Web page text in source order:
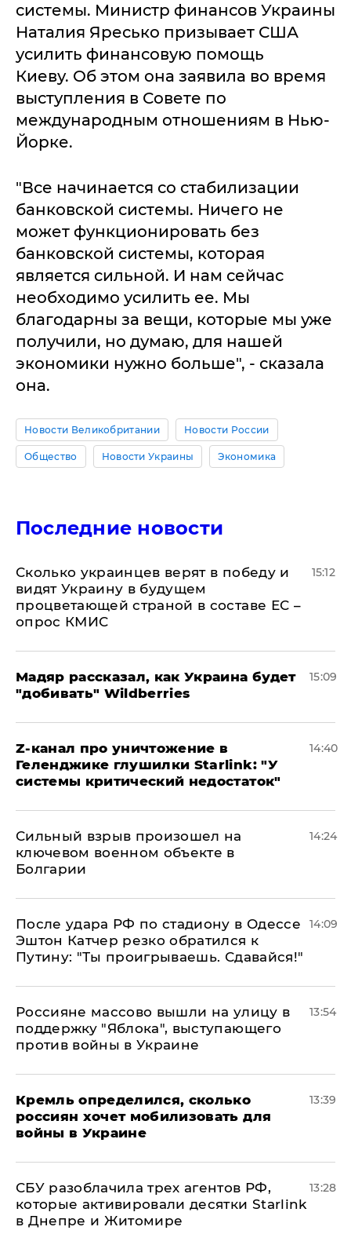
системы. Министр финансов Украины
Наталия Яресько призывает США
усилить финансовую помощь
Киеву. Об этом она заявила во время
выступления в Совете по
международным отношениям в Нью-
Йорке.
"Все начинается со стабилизации
банковской системы. Ничего не
может функционировать без
банковской системы, которая
является сильной. И нам сейчас
необходимо усилить ее. Мы
благодарны за вещи, которые мы уже
получили, но думаю, для нашей
экономики нужно больше", - сказала
она.
Новости Великобритании Новости России
Общество Новости Украины Экономика
Последние новости
Сколько украинцев верят в победу и
видят Украину в будущем
процветающей страной в составе ЕС –
опрос КМИС
15:12
Мадяр рассказал, как Украина будет
"добивать" Wildberries
15:09
Z-канал про уничтожение в
Геленджике глушилки Starlink: "У
системы критический недостаток"
14:40
Сильный взрыв произошел на
ключевом военном объекте в
Болгарии
14:24
После удара РФ по стадиону в Одессе
Эштон Катчер резко обратился к
Путину: "Ты проигрываешь. Сдавайся!"
14:09
Россияне массово вышли на улицу в
поддержку "Яблока", выступающего
против войны в Украине
13:54
Кремль определился, сколько
россиян хочет мобилизовать для
войны в Украине
13:39
СБУ разоблачила трех агентов РФ,
которые активировали десятки Starlink
в Днепре и Житомире
13:28